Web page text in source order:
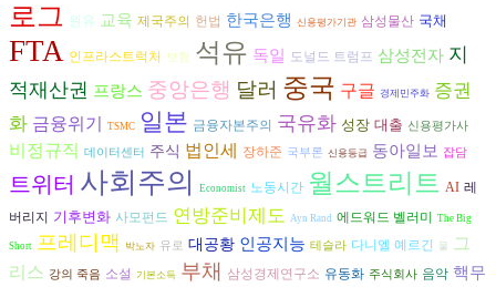
로그 원유 교육 제국주의 헌법 한국은행 신용평가기관 삼성물산 국채
FTA 인프라스트럭처 보험 석유 독일 도널드 트럼프 삼성전자 지
적재산권 프랑스 중앙은행 달러 중국 구글 경제민주화 증권
화 금융위기 TSMC 일본 금융자본주의 국유화 성장 대출 신용평가사
비정규직 데이터센터 주식 법인세 장하준 국부론 신용등급 동아일보 잡담
트위터 사회주의 Economist 노동시간 월스트리트 AI 레
버리지 기후변화 사모펀드 연방준비제도 Ayn Rand 에드워드 벨러미 The Big
Short 프레디맥 박노자 유로 대공황 인공지능 테슬라 다니엘 예르긴 물
그
리스 강의 죽음 소설 기본소득 부채 삼성경제연구소 유동화 주식회사 음악 핵무